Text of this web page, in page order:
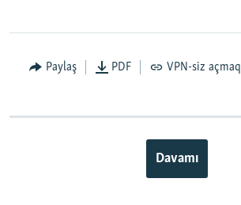
Paylaş PDF VPN-siz açmaq
Davamı